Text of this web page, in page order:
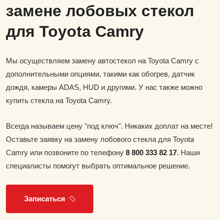
замене лобовых стекол
для Toyota Camry
Мы осуществляем замену автостекол на Toyota Camry с
дополнительными опциями, такими как обогрев, датчик
дождя, камеры ADAS, HUD и другими. У нас также можно
купить стекла на Toyota Camry.
Всегда называем цену "под ключ". Никаких доплат на месте!
Оставьте заявку на замену лобового стекла для Toyota
Camry или позвоните по телефону 8 800 333 82 17. Наши
специалисты помогут выбрать оптимальное решение.
Записаться